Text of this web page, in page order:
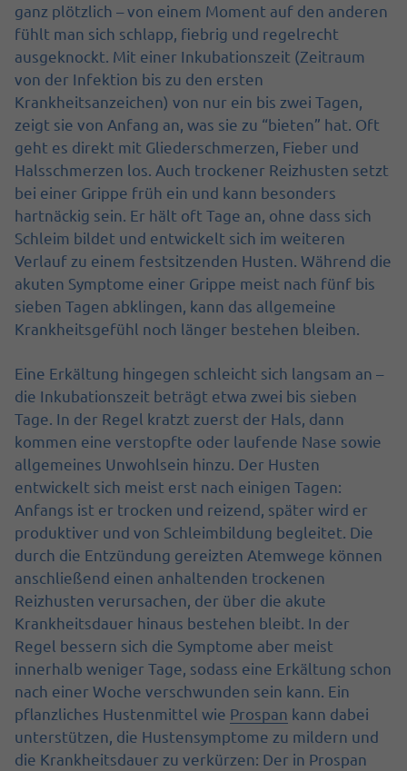
ganz plötzlich – von einem Moment auf den anderen
fühlt man sich schlapp, fiebrig und regelrecht
ausgeknockt. Mit einer Inkubationszeit (Zeitraum
von der Infektion bis zu den ersten
Krankheitsanzeichen) von nur ein bis zwei Tagen,
zeigt sie von Anfang an, was sie zu “bieten” hat. Oft
geht es direkt mit Gliederschmerzen, Fieber und
Halsschmerzen los. Auch trockener Reizhusten setzt
bei einer Grippe früh ein und kann besonders
hartnäckig sein. Er hält oft Tage an, ohne dass sich
Schleim bildet und entwickelt sich im weiteren
Verlauf zu einem festsitzenden Husten. Während die
akuten Symptome einer Grippe meist nach fünf bis
sieben Tagen abklingen, kann das allgemeine
Krankheitsgefühl noch länger bestehen bleiben.
Eine Erkältung hingegen schleicht sich langsam an –
die Inkubationszeit beträgt etwa zwei bis sieben
Tage. In der Regel kratzt zuerst der Hals, dann
kommen eine verstopfte oder laufende Nase sowie
allgemeines Unwohlsein hinzu. Der Husten
entwickelt sich meist erst nach einigen Tagen:
Anfangs ist er trocken und reizend, später wird er
produktiver und von Schleimbildung begleitet. Die
durch die Entzündung gereizten Atemwege können
anschließend einen anhaltenden trockenen
Reizhusten verursachen, der über die akute
Krankheitsdauer hinaus bestehen bleibt. In der
Regel bessern sich die Symptome aber meist
innerhalb weniger Tage, sodass eine Erkältung schon
nach einer Woche verschwunden sein kann. Ein
pflanzliches Hustenmittel wie Prospan kann dabei
unterstützen, die Hustensymptome zu mildern und
die Krankheitsdauer zu verkürzen: Der in Prospan